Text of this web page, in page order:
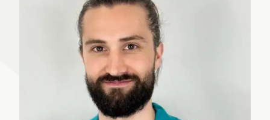
Unsere Angebote